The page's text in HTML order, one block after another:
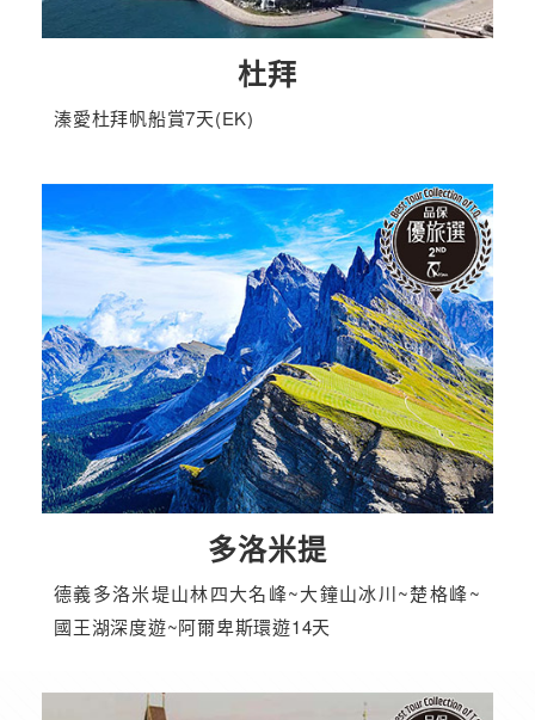
杜拜
溱愛杜拜帆船賞7天(EK)
多洛米提
德義多洛米堤山林四大名峰~大鐘山冰川~楚格峰~
國王湖深度遊~阿爾卑斯環遊14天